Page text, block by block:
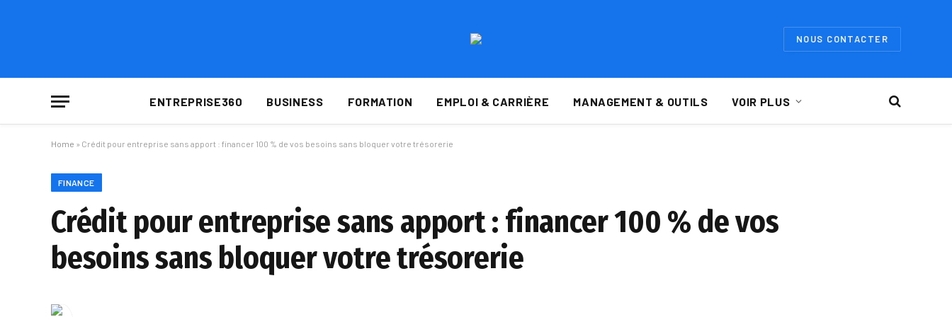
NOUS CONTACTER
ENTREPRISE360 BUSINESS FORMATION EMPLOI & CARRIÈRE MANAGEMENT & OUTILS VOIR PLUS
Home » Crédit pour entreprise sans apport : financer 100 % de vos besoins sans bloquer votre trésorerie
FINANCE
Crédit pour entreprise sans apport : financer 100 % de vos
besoins sans bloquer votre trésorerie